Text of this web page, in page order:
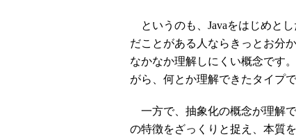
というのも、Javaをはじめと
だことがある人ならきっとお分
なかなか理解しにくい概念です
がら、何とか理解できたタイプで
一方で、抽象化の概念が理解
の特徴をざっくりと捉え、本質